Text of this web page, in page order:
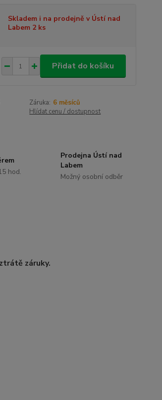
Skladem i na prodejně v Ústí nad
Labem 2 ks
Přidat do košíku
Záruka: 6 měsíců
Hlídat cenu / dostupnost
hod.
Prodejna Ústí nad
Labem
Možný osobní odběr
záruky.